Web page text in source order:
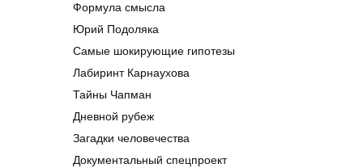
Формула смысла
Юрий Подоляка
Самые шокирующие гипотезы
Лабиринт Карнаухова
Тайны Чапман
Дневной рубеж
Загадки человечества
Документальный спецпроект